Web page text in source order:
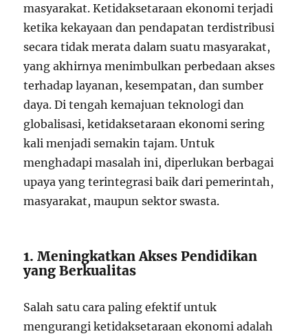
masyarakat. Ketidaksetaraan ekonomi terjadi
ketika kekayaan dan pendapatan terdistribusi
secara tidak merata dalam suatu masyarakat,
yang akhirnya menimbulkan perbedaan akses
terhadap layanan, kesempatan, dan sumber
daya. Di tengah kemajuan teknologi dan
globalisasi, ketidaksetaraan ekonomi sering
kali menjadi semakin tajam. Untuk
menghadapi masalah ini, diperlukan berbagai
upaya yang terintegrasi baik dari pemerintah,
masyarakat, maupun sektor swasta.
1. Meningkatkan Akses Pendidikan
yang Berkualitas
Salah satu cara paling efektif untuk
mengurangi ketidaksetaraan ekonomi adalah